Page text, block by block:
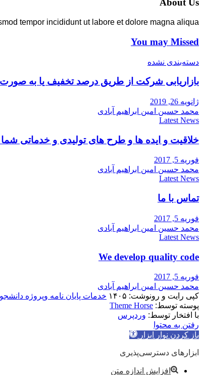
About Us
tempor incididunt ut labore et dolore magna aliqua.
You may Missed
دسته‌بندی نشده
بازاریابی شرکت از طریق درصد تخفیف یا به
ژانویه 26, 2019
محمد حسین امین ابراهیم آبادی
Latest News
خلاقیت و ایده ها و طرح های تولیدی و خدماتی
فوریه 5, 2017
محمد حسین امین ابراهیم آبادی
Latest News
تماس با ما
فوریه 5, 2017
محمد حسین امین ابراهیم آبادی
Latest News
We develop quality code
فوریه 5, 2017
محمد حسین امین ابراهیم آبادی
کپی رایت و رونوشت: ۱۴۰۵
خدمات پایان نامه وپروژه
پوسته توسط: Theme Horse
با افتخار توسط: وردپرس
رفتن به محتوا
باز کردن نوار ابزار
ابزارهای دسترسی‌پذیری
افزایش اندازه متن